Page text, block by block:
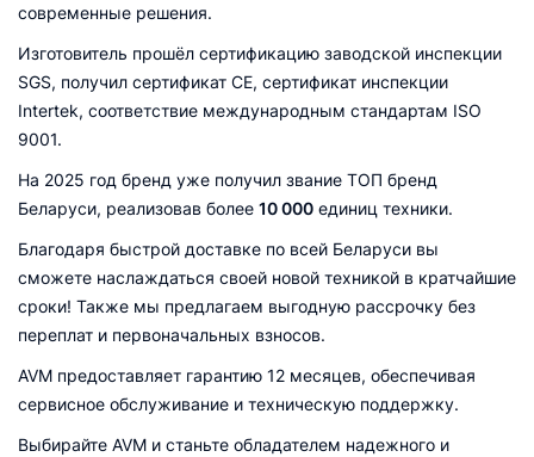
современные решения.
Изготовитель прошёл сертификацию заводской инспекции
SGS, получил сертификат CE, сертификат инспекции
Intertek, соответствие международным стандартам ISO
9001.
На 2025 год бренд уже получил звание ТОП бренд
Беларуси, реализовав более 10 000 единиц техники.
Благодаря быстрой доставке по всей Беларуси вы
сможете наслаждаться своей новой техникой в кратчайшие
сроки! Также мы предлагаем выгодную рассрочку без
переплат и первоначальных взносов.
AVM предоставляет гарантию 12 месяцев, обеспечивая
сервисное обслуживание и техническую поддержку.
Выбирайте AVM и станьте обладателем надежного и